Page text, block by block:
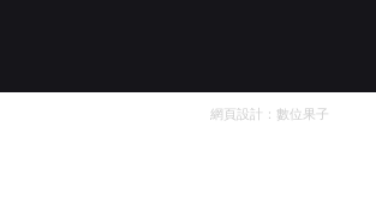
網頁設計： 數位果子